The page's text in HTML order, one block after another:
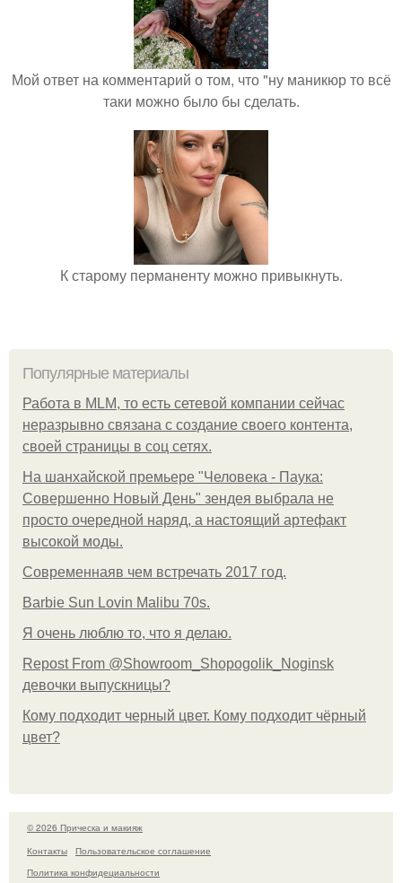
Мой ответ на комментарий о том, что "ну маникюр то всё
таки можно было бы сделать.
К старому перманенту можно привыкнуть.
Популярные материалы
Работа в MLM, то есть сетевой компании сейчас
неразрывно связана с создание своего контента,
своей страницы в соц сетях.
На шанхайской премьере "Человека - Паука:
Совершенно Новый День" зендея выбрала не
просто очередной наряд, а настоящий артефакт
высокой моды.
Современнаяв чем встречать 2017 год.
Barbie Sun Lovin Malibu 70s.
Я очень люблю то, что я делаю.
Repost From @Showroom_Shopogolik_Noginsk
девочки выпускницы?
Кому подходит черный цвет. Кому подходит чёрный
цвет?
© 2026 Прическа и макияж
Контакты
Пользовательское соглашение
Политика конфидециальности